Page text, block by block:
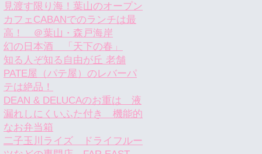
見渡す限り海！葉山のオープン
カフェCABANでのランチは最
高！ ＠葉山・森戸海岸
幻の日本酒 「天下の春」
知る人ぞ知る自由が丘 老舗
PATE屋（パテ屋）のレバーパ
テは絶品！
DEAN & DELUCAのお重は 液
漏れしにくいふた付き 機能的
なお弁当箱
二子玉川ライズ ドライフルー